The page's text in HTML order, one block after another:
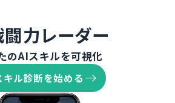
力レーダー
のAIスキルを可視化
キル診断を始める